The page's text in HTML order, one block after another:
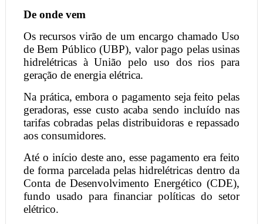
De onde vem
Os recursos virão de um encargo chamado Uso
de Bem Público (UBP), valor pago pelas usinas
hidrelétricas à União pelo uso dos rios para
geração de energia elétrica.
Na prática, embora o pagamento seja feito pelas
geradoras, esse custo acaba sendo incluído nas
tarifas cobradas pelas distribuidoras e repassado
aos consumidores.
Até o início deste ano, esse pagamento era feito
de forma parcelada pelas hidrelétricas dentro da
Conta de Desenvolvimento Energético (CDE),
fundo usado para financiar políticas do setor
elétrico.